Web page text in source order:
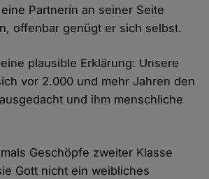
Partnerin an seiner Seite
offenbar genügt er sich selbst.
plausible Erklärung: Unsere
vor 2.000 und mehr Jahren den
und ihm menschliche
Geschöpfe zweiter Klasse
Gott nicht ein weibliches